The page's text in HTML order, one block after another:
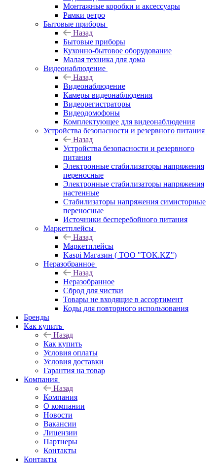
Монтажные коробки и аксессуары
Рамки ретро
Бытовые приборы
Назад
Бытовые приборы
Кухонно-бытовое оборудование
Малая техника для дома
Видеонаблюдение
Назад
Видеонаблюдение
Камеры видеонаблюдения
Видеорегистраторы
Видеодомофоны
Комплектующее для видеонаблюдения
Устройства безопасности и резервного питания
Назад
Устройства безопасности и резервного
питания
Электронные стабилизаторы напряжения
переносные
Электронные стабилизаторы напряжения
настенные
Стабилизаторы напряжения симисторные
переносные
Источники бесперебойного питания
Маркетплейсы
Назад
Маркетплейсы
Kaspi Магазин ( ТОО "TOK.KZ")
Неразобранное
Назад
Неразобранное
Сброд для чистки
Товары не входящие в ассортимент
Коды для повторного использования
Бренды
Как купить
Назад
Как купить
Условия оплаты
Условия доставки
Гарантия на товар
Компания
Назад
Компания
О компании
Новости
Вакансии
Лицензии
Партнеры
Контакты
Контакты